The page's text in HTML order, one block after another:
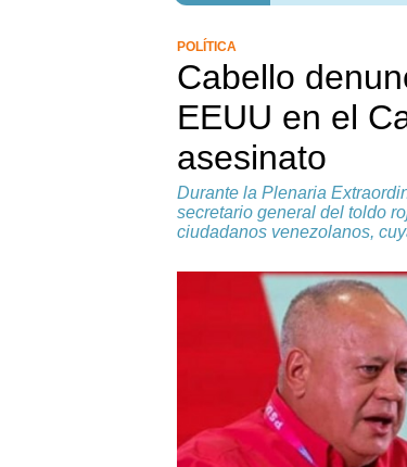
POLÍTICA
Cabello
EEUU en el
asesinato
Durante la Plenaria
secretario general del toldo
ciudadanos venezolanos,